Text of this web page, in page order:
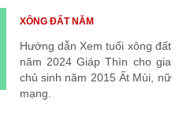
Hướng dẫn Xem tuổi xông đất
năm 2024 Giáp Thìn cho gia
chủ sinh năm 2015 Ất Mùi, nữ
mạng.
XÔNG ĐẤT NĂM